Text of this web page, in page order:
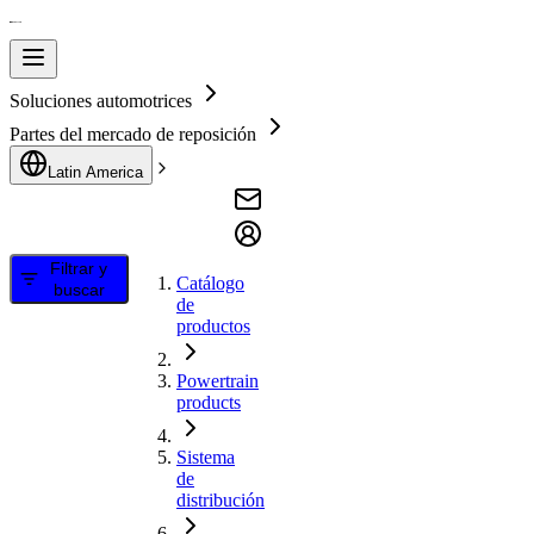
Soluciones automotrices
Partes del mercado de reposición
Latin America
Filtrar y
buscar
Catálogo
de
productos
Powertrain
products
Sistema
de
distribución